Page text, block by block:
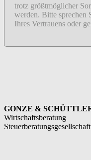
trotz größtmöglicher
werden. Bitte sprechen
Ihres Vertrauens oder
GONZE &
Wirtschaftsberatung
Steuerberatungsgesellschaft